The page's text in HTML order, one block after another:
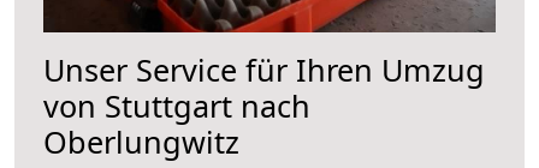
Unser Service für Ihren Umzug
von Stuttgart nach
Oberlungwitz